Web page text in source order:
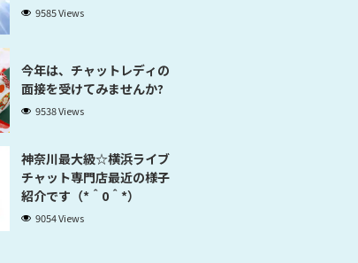
9585 Views
今年は、チャットレディの
面接を受けてみませんか?
9538 Views
神奈川最大級☆横浜ライブ
チャット専門店最近の様子
紹介です（*＾0＾*）
9054 Views